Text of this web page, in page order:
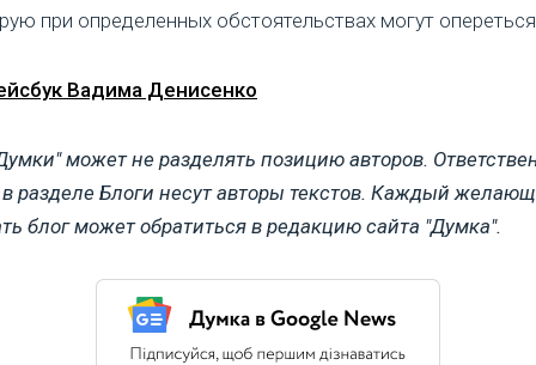
при определенных обстоятельствах могут
Вадима Денисенко
может не разделять позицию авторов.
разделе Блоги несут авторы текстов. Каждый
блог может обратиться в редакцию сайта "Думка".